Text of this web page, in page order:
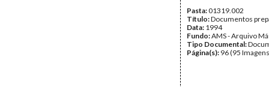
Pasta:01319.002
Título:Documentos
Data: 1994
Fundo:AMS - Arquivo
Tipo Documental:
Página(s): 96 (95